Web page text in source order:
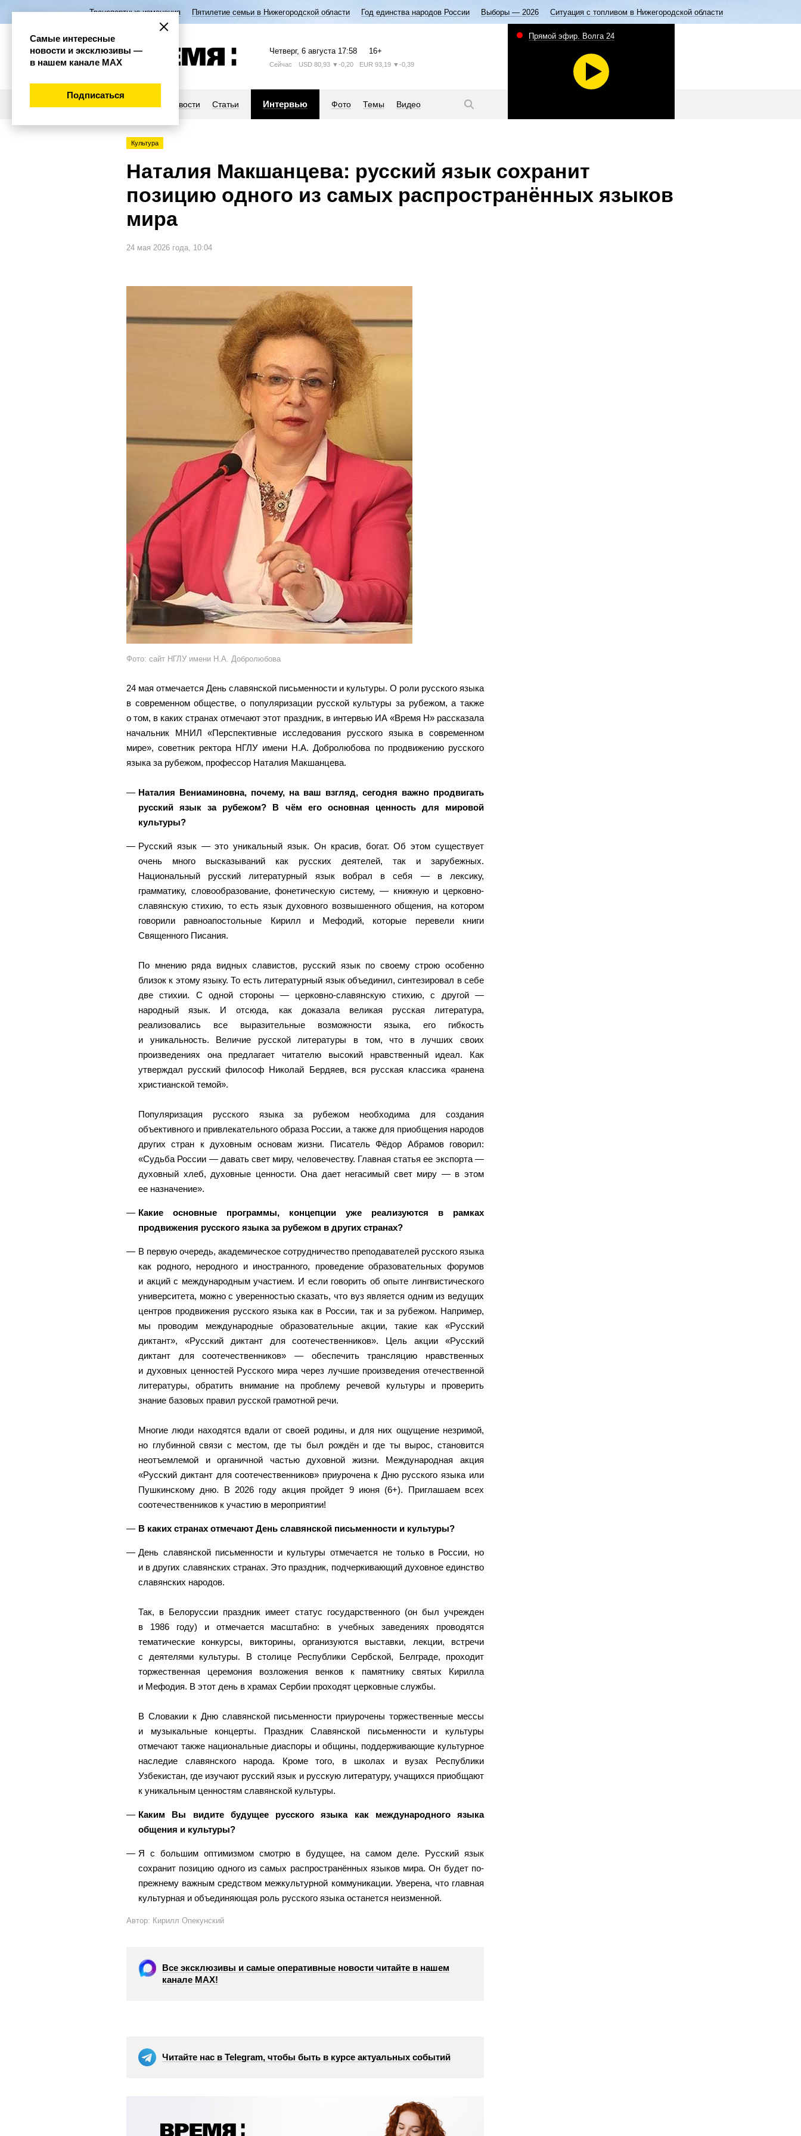
Транспортные изменения Пятилетие семьи в Нижегородской области Год единства народов России Выборы — 2026 Ситуация с топливом в Нижегородской области
Четверг, 6 августа 17:58 16+
Сейчас USD 80,93 ▼-0,20 EUR 93,19 ▼-0,39
Новости Статьи Интервью Фото Темы Видео
Прямой эфир. Волга 24
Культура
Наталия Макшанцева: русский язык сохранит
позицию одного из самых распространённых языков
мира
24 мая 2026 года, 10:04
Фото: сайт НГЛУ имени Н.А. Добролюбова
24 мая отмечается День славянской письменности и культуры. О роли русского языка
в современном обществе, о популяризации русской культуры за рубежом, а также
о том, в каких странах отмечают этот праздник, в интервью ИА «Время Н» рассказала
начальник МНИЛ «Перспективные исследования русского языка в современном
мире», советник ректора НГЛУ имени Н.А. Добролюбова по продвижению русского
языка за рубежом, профессор Наталия Макшанцева.
Наталия Вениаминовна, почему, на ваш взгляд, сегодня важно продвигать
русский язык за рубежом? В чём его основная ценность для мировой
культуры?
Русский язык — это уникальный язык. Он красив, богат. Об этом существует
очень много высказываний как русских деятелей, так и зарубежных.
Национальный русский литературный язык вобрал в себя — в лексику,
грамматику, словообразование, фонетическую систему, — книжную и церковно-
славянскую стихию, то есть язык духовного возвышенного общения, на котором
говорили равноапостольные Кирилл и Мефодий, которые перевели книги
Священного Писания.
По мнению ряда видных славистов, русский язык по своему строю особенно
близок к этому языку. То есть литературный язык объединил, синтезировал в себе
две стихии. С одной стороны — церковно-славянскую стихию, с другой —
народный язык. И отсюда, как доказала великая русская литература,
реализовались все выразительные возможности языка, его гибкость
и уникальность. Величие русской литературы в том, что в лучших своих
произведениях она предлагает читателю высокий нравственный идеал. Как
утверждал русский философ Николай Бердяев, вся русская классика «ранена
христианской темой».
Популяризация русского языка за рубежом необходима для создания
объективного и привлекательного образа России, а также для приобщения народов
других стран к духовным основам жизни. Писатель Фёдор Абрамов говорил:
«Судьба России — давать свет миру, человечеству. Главная статья ее экспорта —
духовный хлеб, духовные ценности. Она дает негасимый свет миру — в этом
ее назначение».
Какие основные программы, концепции уже реализуются в рамках
продвижения русского языка за рубежом в других странах?
В первую очередь, академическое сотрудничество преподавателей русского языка
как родного, неродного и иностранного, проведение образовательных форумов
и акций с международным участием. И если говорить об опыте лингвистического
университета, можно с уверенностью сказать, что вуз является одним из ведущих
центров продвижения русского языка как в России, так и за рубежом. Например,
мы проводим международные образовательные акции, такие как «Русский
диктант», «Русский диктант для соотечественников». Цель акции «Русский
диктант для соотечественников» — обеспечить трансляцию нравственных
и духовных ценностей Русского мира через лучшие произведения отечественной
литературы, обратить внимание на проблему речевой культуры и проверить
знание базовых правил русской грамотной речи.
Многие люди находятся вдали от своей родины, и для них ощущение незримой,
но глубинной связи с местом, где ты был рождён и где ты вырос, становится
неотъемлемой и органичной частью духовной жизни. Международная акция
«Русский диктант для соотечественников» приурочена к Дню русского языка или
Пушкинскому дню. В 2026 году акция пройдет 9 июня (6+). Приглашаем всех
соотечественников к участию в мероприятии!
В каких странах отмечают День славянской письменности и культуры?
День славянской письменности и культуры отмечается не только в России, но
и в других славянских странах. Это праздник, подчеркивающий духовное единство
славянских народов.
Так, в Белоруссии праздник имеет статус государственного (он был учрежден
в 1986 году) и отмечается масштабно: в учебных заведениях проводятся
тематические конкурсы, викторины, организуются выставки, лекции, встречи
с деятелями культуры. В столице Республики Сербской, Белграде, проходит
торжественная церемония возложения венков к памятнику святых Кирилла
и Мефодия. В этот день в храмах Сербии проходят церковные службы.
В Словакии к Дню славянской письменности приурочены торжественные мессы
и музыкальные концерты. Праздник Славянской письменности и культуры
отмечают также национальные диаспоры и общины, поддерживающие культурное
наследие славянского народа. Кроме того, в школах и вузах Республики
Узбекистан, где изучают русский язык и русскую литературу, учащихся приобщают
к уникальным ценностям славянской культуры.
Каким Вы видите будущее русского языка как международного языка
общения и культуры?
Я с большим оптимизмом смотрю в будущее, на самом деле. Русский язык
сохранит позицию одного из самых распространённых языков мира. Он будет по-
прежнему важным средством межкультурной коммуникации. Уверена, что главная
культурная и объединяющая роль русского языка останется неизменной.
Автор: Кирилл Опекунский
Все эксклюзивы и самые оперативные новости читайте в нашем
канале МАХ!
Читайте нас в Telegram, чтобы быть в курсе актуальных событий
Самые интересные
новости и эксклюзивы —
в нашем канале МАХ
Подписаться